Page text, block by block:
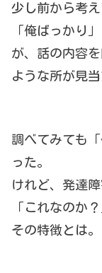
少し前から考え
「俺ばっかり
が、話の内容
ような所が見
調べてみても
った。
けれど、発達
「これなのか
その特徴とは。